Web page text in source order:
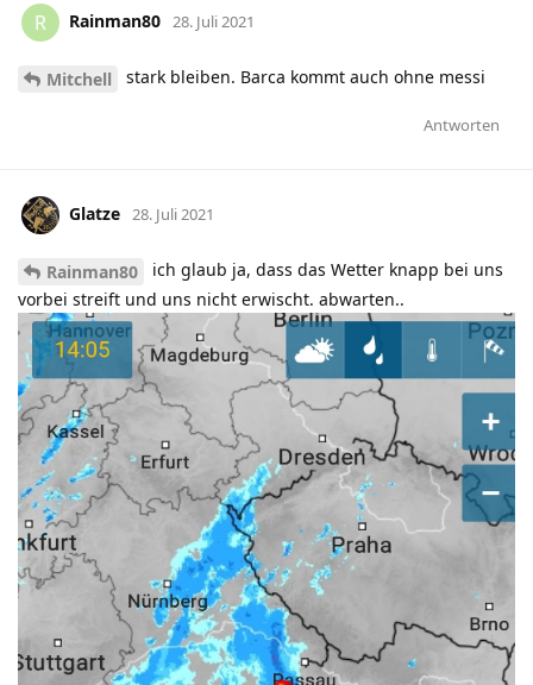
R Rainman80 28. Juli 2021
Mitchell stark bleiben. Barca kommt auch ohne messi
Antworten
Glatze 28. Juli 2021
Rainman80
ich glaub ja, dass das Wetter knapp bei uns
vorbei streift und uns nicht erwischt. abwarten..